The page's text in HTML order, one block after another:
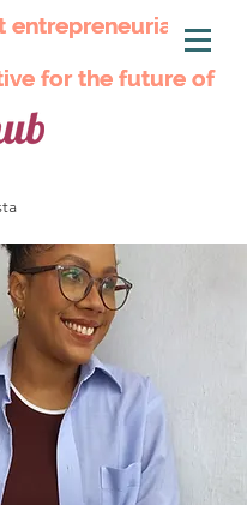
entrepreneurial
for the future of
entrepreneurial
for the future of